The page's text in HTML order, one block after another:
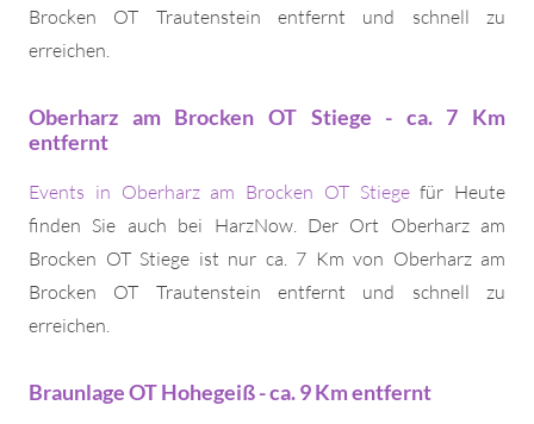
Brocken OT Trautenstein entfernt und schnell zu
erreichen.
Oberharz am Brocken OT Stiege - ca. 7 Km
entfernt
Events in Oberharz am Brocken OT Stiegefür Heute
finden Sie auch bei HarzNow. Der Ort Oberharz am
Brocken OT Stiege ist nur ca. 7 Km von Oberharz am
Brocken OT Trautenstein entfernt und schnell zu
erreichen.
Braunlage OT Hohegeiß - ca. 9 Km entfernt